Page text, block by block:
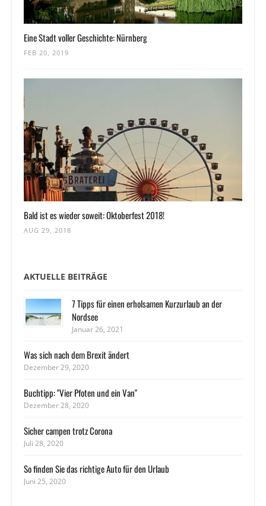
Eine Stadt voller Geschichte: Nürnberg
FEB 20, 2019
Bald ist es wieder soweit: Oktoberfest 2018!
AUG 29, 2018
AKTUELLE BEITRÄGE
7 Tipps für einen erholsamen Kurzurlaub an der
Nordsee
Januar 26, 2021
Was sich nach dem Brexit ändert
Dezember 29, 2020
Buchtipp: "Vier Pfoten und ein Van"
Dezember 28, 2020
Sicher campen trotz Corona
Juli 28, 2020
So finden Sie das richtige Auto für den Urlaub
Juni 25, 2020